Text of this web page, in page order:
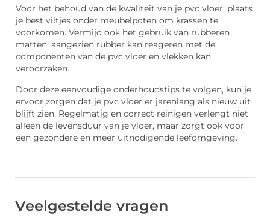
Voor het behoud van de kwaliteit van je pvc vloer, plaats
je best viltjes onder meubelpoten om krassen te
voorkomen. Vermijd ook het gebruik van rubberen
matten, aangezien rubber kan reageren met de
componenten van de pvc vloer en vlekken kan
veroorzaken.
Door deze eenvoudige onderhoudstips te volgen, kun je
ervoor zorgen dat je pvc vloer er jarenlang als nieuw uit
blijft zien. Regelmatig en correct reinigen verlengt niet
alleen de levensduur van je vloer, maar zorgt ook voor
een gezondere en meer uitnodigende leefomgeving.
Veelgestelde vragen